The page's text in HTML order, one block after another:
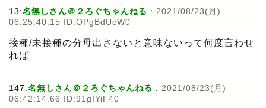
13:名無しさん＠２ろぐちゃんねる : 2021/08/23(月)
06:25:40.15 ID:OPgBdUcW0
接種/未接種の分母出さないと意味ないって何度言わせ
れば
147:名無しさん＠２ろぐちゃんねる : 2021/08/23(月)
06:42:14.66 ID:91gIYiF40